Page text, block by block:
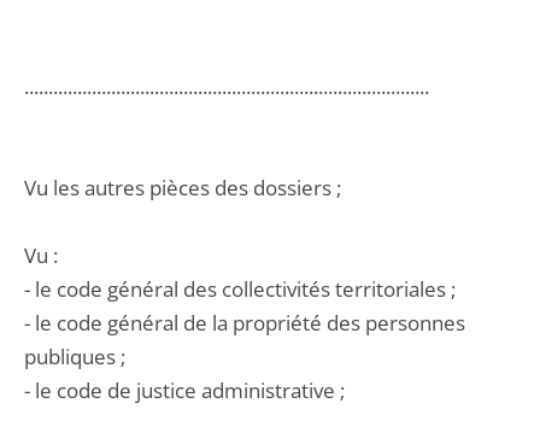
....................................................................................
Vu les autres pièces des dossiers ;
Vu :
- le code général des collectivités territoriales ;
- le code général de la propriété des personnes
publiques ;
- le code de justice administrative ;